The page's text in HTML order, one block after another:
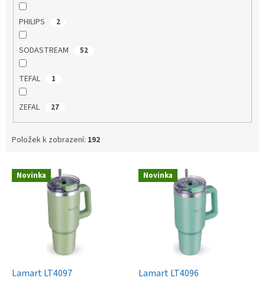
PHILIPS 2
SODASTREAM 52
TEFAL 1
ZEFAL 27
Položek k zobrazení: 192
Novinka
Lamart LT4097
Novinka
Lamart LT4096